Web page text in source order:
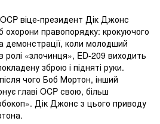
OCP віце-президент Дік Джонс
охорони правопорядку: крокуючого
демонстрації, коли молодший
ролі «злочинця», ED-209 виходить
зброю і підняті руки.
чого Боб Мортон, інший
главі OCP свою, більш
Дік Джонс з цього приводу